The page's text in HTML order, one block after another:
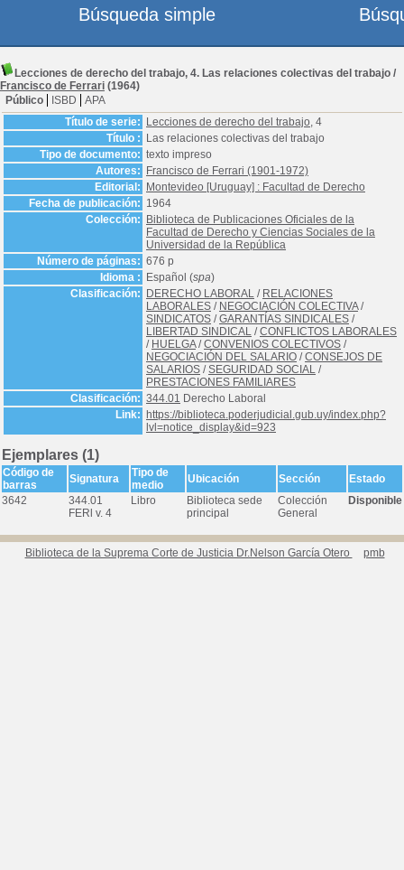
Lecciones de derecho del trabajo, 4. Las relaciones colectivas del trabajo /
Francisco de Ferrari (1964)
Público
ISBD
APA
Título de serie:
Lecciones de derecho del trabajo, 4
Título :
Las relaciones colectivas del trabajo
Tipo de documento: texto impreso
Autores:
Francisco de Ferrari (1901-1972)
Editorial:
Montevideo [Uruguay] : Facultad de Derecho
Fecha de publicación: 1964
Colección:
Biblioteca de Publicaciones Oficiales de la
Facultad de Derecho y Ciencias Sociales de la
Universidad de la República
Número de páginas: 676 p
Idioma :
Español (spa)
Clasificación:
DERECHO LABORAL / RELACIONES
LABORALES / NEGOCIACIÓN COLECTIVA/
SINDICATOS /GARANTÍAS SINDICALES /
LIBERTAD SINDICAL /CONFLICTOS LABORALES
/ HUELGA/CONVENIOS COLECTIVOS /
NEGOCIACIÓN DEL SALARIO /CONSEJOS DE
SALARIOS /SEGURIDAD SOCIAL /
PRESTACIONES FAMILIARES
Clasificación: 344.01 Derecho Laboral
Link:
https://biblioteca.poderjudicial.gub.uy/index.php?
lvl=notice_display&id=923
Ejemplares (1)
Código de
barras
Signatura
Tipo de
medio
Ubicación Sección
Estado
3642
344.01
FERl v. 4
Libro
Biblioteca sede
principal
Colección
General
Disponible
Biblioteca de la Suprema Corte de Justicia Dr.Nelson García Otero pmb
Búsqueda simple